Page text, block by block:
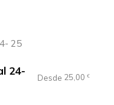
24-
Desde 25,00 €